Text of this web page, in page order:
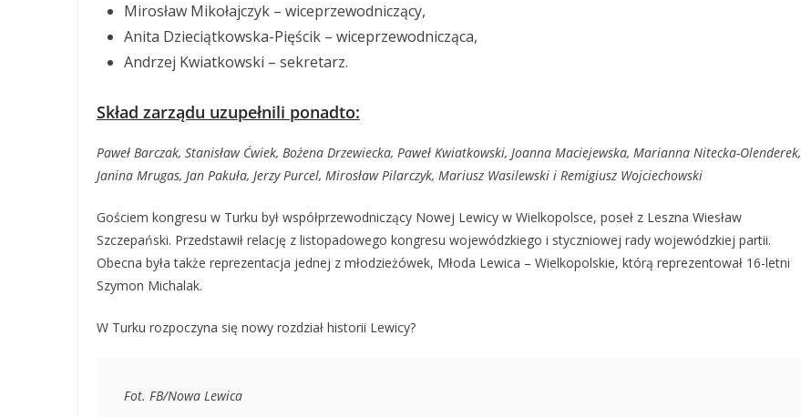
Mirosław Mikołajczyk – wiceprzewodniczący,
Anita Dzieciątkowska-Pięścik – wiceprzewodnicząca,
Andrzej Kwiatkowski – sekretarz.
Skład zarządu uzupełnili ponadto:
Paweł Barczak, Stanisław Ćwiek, Bożena Drzewiecka, Paweł Kwiatkowski, Joanna Maciejewska, Marianna Nitecka-Olenderek,
Janina Mrugas, Jan Pakuła, Jerzy Purcel, Mirosław Pilarczyk, Mariusz Wasilewski i Remigiusz Wojciechowski
Gościem kongresu w Turku był współprzewodniczący Nowej Lewicy w Wielkopolsce, poseł z Leszna Wiesław
Szczepański. Przedstawił relację z listopadowego kongresu wojewódzkiego i styczniowej rady wojewódzkiej partii.
Obecna była także reprezentacja jednej z młodzieżówek, Młoda Lewica – Wielkopolskie, którą reprezentował 16-letni
Szymon Michalak.
W Turku rozpoczyna się nowy rozdział historii Lewicy?
Fot. FB/Nowa Lewica